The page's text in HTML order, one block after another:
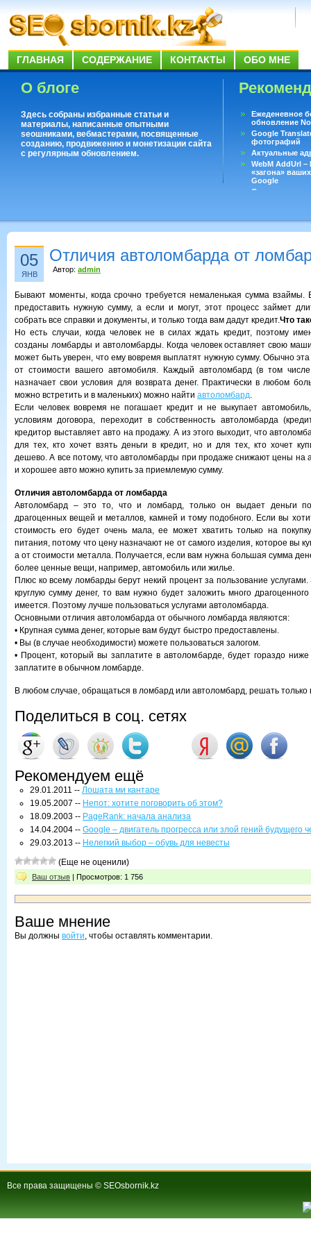
ГЛАВНАЯ СОДЕРЖАНИЕ КОНТАКТЫ ОБО МНЕ
О блоге
Здесь собраны избранные статьи и
материалы, написанные опытными
seoшниками, вебмастерами, посвященные
созданию, продвижению и монетизации сайта
с регулярным обновлением.
Ежеденевное
обновление
Google
фотографий
Актуальные
WebM AddUrl
«загона»
Google
Существует
05
ЯНВ
Отличия автоломбарда от
Автор: admin
Бывают моменты, когда срочно требуется немаленькая сумма взаймы.
предоставить нужную сумму, а если и могут, этот процесс займет
собрать все справки и документы, и только тогда вам дадут кредит.Что
Но есть случаи, когда человек не в силах ждать кредит, поэтому
созданы ломбарды и автоломбарды. Когда человек оставляет свою
может быть уверен, что ему вовремя выплатят нужную сумму. Обычно
от стоимости вашего автомобиля. Каждый автоломбард (в том
назначает свои условия для возврата денег. Практически в любом
можно встретить и в маленьких) можно найти автоломбард.
Если человек вовремя не погашает кредит и не выкупает
условиям договора, переходит в собственность автоломбарда
кредитор выставляет авто на продажу. А из этого выходит, что
для тех, кто хочет взять деньги в кредит, но и для тех, кто хочет
дешево. А все потому, что автоломбарды при продаже снижают цены на
и хорошее авто можно купить за приемлемую сумму.
Отличия автоломбарда от ломбарда
Автоломбард – это то, что и ломбард, только он выдает деньги
драгоценных вещей и металлов, камней и тому подобного. Если вы
стоимость его будет очень мала, ее может хватить только на
питания, потому что цену назначают не от самого изделия, которое вы
а от стоимости металла. Получается, если вам нужна большая сумма
более ценные вещи, например, автомобиль или жилье.
Плюс ко всему ломбарды берут некий процент за пользование услугами.
круглую сумму денег, то вам нужно будет заложить много
имеется. Поэтому лучше пользоваться услугами автоломбарда.
Основными отличия автоломбарда от обычного ломбарда являются:
• Крупная сумма денег, которые вам будут быстро предоставлены.
• Вы (в случае необходимости) можете пользоваться залогом.
• Процент, который вы заплатите в автоломбарде, будет гораздо
заплатите в обычном ломбарде.
В любом случае, обращаться в ломбард или автоломбард, решать только
Поделиться в соц. сетях
Рекомендуем ещё
29.01.2011 -- Лошата ми кантаре
19.05.2007 -- Непот: хотите поговорить об этом?
18.09.2003 -- PageRank: начала анализа
14.04.2004 -- Google – двигатель прогресса или злой гений будущего
29.03.2013 -- Нелегкий выбор – обувь для невесты
(Еще не оценили)
Ваш отзыв | Просмотров: 1 756
Ваше мнение
Вы должны войти, чтобы оставлять комментарии.
Все права защищены © SEOsbornik.kz